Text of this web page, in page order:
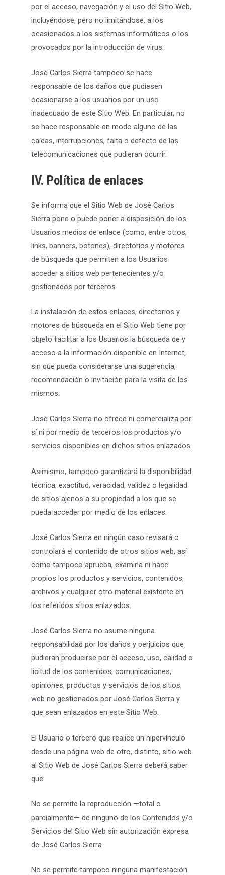
por el acceso, navegación y el uso del Sitio Web,
incluyéndose, pero no limitándose, a los
ocasionados a los sistemas informáticos o los
provocados por la introducción de virus.
José Carlos Sierra tampoco se hace
responsable de los daños que pudiesen
ocasionarse a los usuarios por un uso
inadecuado de este Sitio Web. En particular, no
se hace responsable en modo alguno de las
caídas, interrupciones, falta o defecto de las
telecomunicaciones que pudieran ocurrir.
IV. Política de enlaces
Se informa que el Sitio Web de José Carlos
Sierra pone o puede poner a disposición de los
Usuarios medios de enlace (como, entre otros,
links, banners, botones), directorios y motores
de búsqueda que permiten a los Usuarios
acceder a sitios web pertenecientes y/o
gestionados por terceros.
La instalación de estos enlaces, directorios y
motores de búsqueda en el Sitio Web tiene por
objeto facilitar a los Usuarios la búsqueda de y
acceso a la información disponible en Internet,
sin que pueda considerarse una sugerencia,
recomendación o invitación para la visita de los
mismos.
José Carlos Sierra no ofrece ni comercializa por
sí ni por medio de terceros los productos y/o
servicios disponibles en dichos sitios enlazados.
Asimismo, tampoco garantizará la disponibilidad
técnica, exactitud, veracidad, validez o legalidad
de sitios ajenos a su propiedad a los que se
pueda acceder por medio de los enlaces.
José Carlos Sierra en ningún caso revisará o
controlará el contenido de otros sitios web, así
como tampoco aprueba, examina ni hace
propios los productos y servicios, contenidos,
archivos y cualquier otro material existente en
los referidos sitios enlazados.
José Carlos Sierra no asume ninguna
responsabilidad por los daños y perjuicios que
pudieran producirse por el acceso, uso, calidad o
licitud de los contenidos, comunicaciones,
opiniones, productos y servicios de los sitios
web no gestionados por José Carlos Sierra y
que sean enlazados en este Sitio Web.
El Usuario o tercero que realice un hipervínculo
desde una página web de otro, distinto, sitio web
al Sitio Web de José Carlos Sierra deberá saber
que:
No se permite la reproducción —total o
parcialmente— de ninguno de los Contenidos y/o
Servicios del Sitio Web sin autorización expresa
de José Carlos Sierra
No se permite tampoco ninguna manifestación